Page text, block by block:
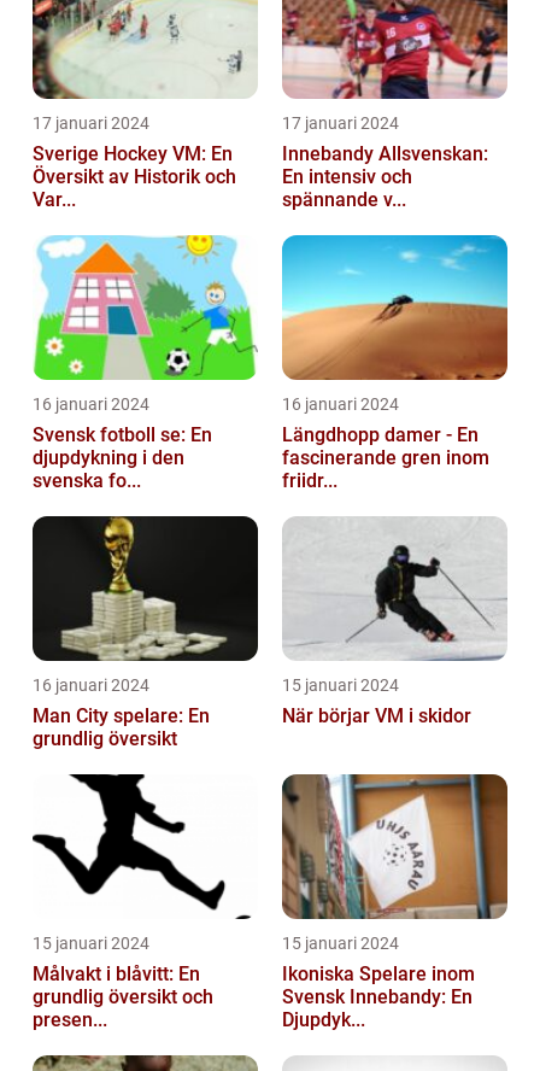
17 januari 2024
Sverige Hockey VM: En
Översikt av Historik och
Var...
17 januari 2024
Innebandy Allsvenskan:
En intensiv och
spännande v...
16 januari 2024
Svensk fotboll se: En
djupdykning i den
svenska fo...
16 januari 2024
Längdhopp damer - En
fascinerande gren inom
friidr...
16 januari 2024
Man City spelare: En
grundlig översikt
15 januari 2024
När börjar VM i skidor
15 januari 2024
Målvakt i blåvitt: En
grundlig översikt och
presen...
15 januari 2024
Ikoniska Spelare inom
Svensk Innebandy: En
Djupdyk...